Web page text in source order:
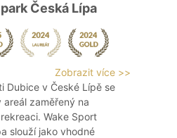
Česká Lípa
Zobrazit více >>
Dubice v České Lípě se
areál zaměřený na
Wake Sport
slouží jako vhodné